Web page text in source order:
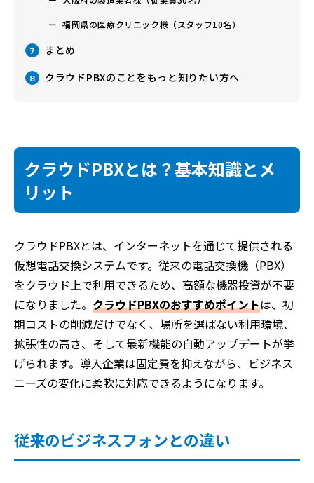
福岡県の医療クリニック様（スタッフ10名）
7 まとめ
8 クラウドPBXのことをもっと知りたい方へ
クラウドPBXとは？基本知識とメ
リット
クラウドPBXとは、インターネットを通じて提供される
仮想電話交換システムです。従来の電話交換機（PBX）
をクラウド上で利用できるため、高額な機器投資が不要
になりました。 クラウドPBXのおすすめポイントは、初
期コストの削減だけでなく、場所を選ばない利用環境、
拡張性の高さ、そして最新機能の自動アップデートが挙
げられます。導入企業は固定費を抑えながら、ビジネス
ニーズの変化に柔軟に対応できるようになります。
従来のビジネスフォンとの違い